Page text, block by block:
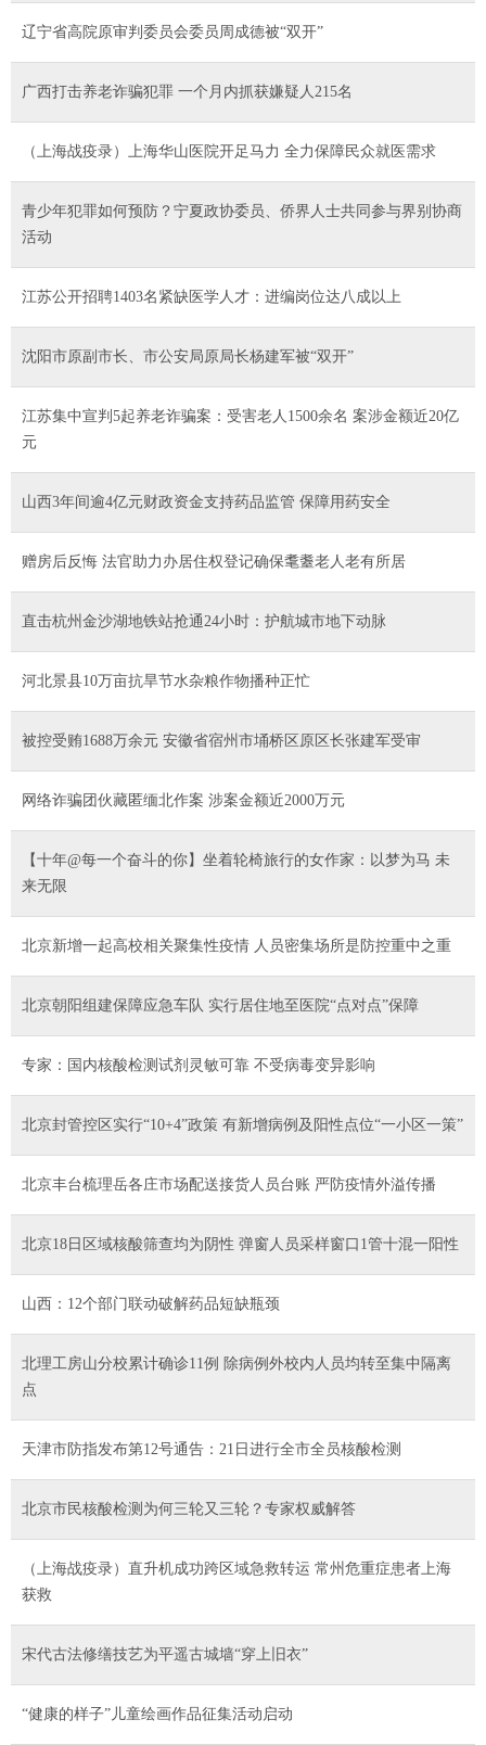
辽宁省高院原审判委员会委员周成德被“双开”
广西打击养老诈骗犯罪 一个月内抓获嫌疑人215名
（上海战疫录）上海华山医院开足马力 全力保障民众就医需求
青少年犯罪如何预防？宁夏政协委员、侨界人士共同参与界别协商
活动
江苏公开招聘1403名紧缺医学人才：进编岗位达八成以上
沈阳市原副市长、市公安局原局长杨建军被“双开”
江苏集中宣判5起养老诈骗案：受害老人1500余名 案涉金额近20亿
元
山西3年间逾4亿元财政资金支持药品监管 保障用药安全
赠房后反悔 法官助力办居住权登记确保耄耋老人老有所居
直击杭州金沙湖地铁站抢通24小时：护航城市地下动脉
河北景县10万亩抗旱节水杂粮作物播种正忙
被控受贿1688万余元 安徽省宿州市埇桥区原区长张建军受审
网络诈骗团伙藏匿缅北作案 涉案金额近2000万元
【十年@每一个奋斗的你】坐着轮椅旅行的女作家：以梦为马 未
来无限
北京新增一起高校相关聚集性疫情 人员密集场所是防控重中之重
北京朝阳组建保障应急车队 实行居住地至医院“点对点”保障
专家：国内核酸检测试剂灵敏可靠 不受病毒变异影响
北京封管控区实行“10+4”政策 有新增病例及阳性点位“一小区一策”
北京丰台梳理岳各庄市场配送接货人员台账 严防疫情外溢传播
北京18日区域核酸筛查均为阴性 弹窗人员采样窗口1管十混一阳性
山西：12个部门联动破解药品短缺瓶颈
北理工房山分校累计确诊11例 除病例外校内人员均转至集中隔离
点
天津市防指发布第12号通告：21日进行全市全员核酸检测
北京市民核酸检测为何三轮又三轮？专家权威解答
（上海战疫录）直升机成功跨区域急救转运 常州危重症患者上海
获救
宋代古法修缮技艺为平遥古城墙“穿上旧衣”
“健康的样子”儿童绘画作品征集活动启动